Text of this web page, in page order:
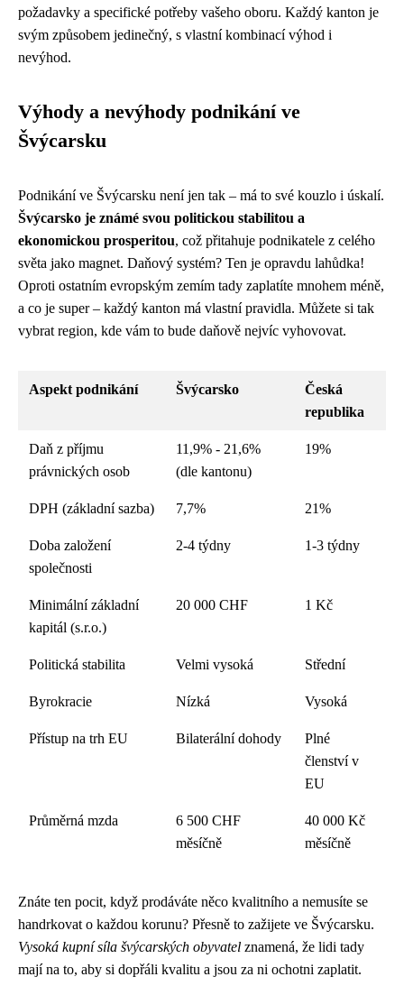
požadavky a specifické potřeby vašeho oboru. Každý kanton je
svým způsobem jedinečný, s vlastní kombinací výhod i
nevýhod.
Výhody a nevýhody podnikání ve
Švýcarsku
Podnikání ve Švýcarsku není jen tak – má to své kouzlo i úskalí.
Švýcarsko je známé svou politickou stabilitou a
ekonomickou prosperitou, což přitahuje podnikatele z celého
světa jako magnet. Daňový systém? Ten je opravdu lahůdka!
Oproti ostatním evropským zemím tady zaplatíte mnohem méně,
a co je super – každý kanton má vlastní pravidla. Můžete si tak
vybrat region, kde vám to bude daňově nejvíc vyhovovat.
Aspekt podnikání Švýcarsko
Česká
republika
Daň z příjmu
právnických osob
11,9% - 21,6%
(dle kantonu)
19%
DPH (základní sazba) 7,7% 21%
Doba založení
společnosti
2-4 týdny 1-3 týdny
Minimální základní
kapitál (s.r.o.)
20 000 CHF 1 Kč
Politická stabilita Velmi vysoká Střední
Byrokracie Nízká Vysoká
Přístup na trh EU Bilaterální dohody
Plné
členství v
EU
Průměrná mzda
6 500 CHF
měsíčně
40 000 Kč
měsíčně
Znáte ten pocit, když prodáváte něco kvalitního a nemusíte se
handrkovat o každou korunu? Přesně to zažijete ve Švýcarsku.
Vysoká kupní síla švýcarských obyvatel znamená, že lidi tady
mají na to, aby si dopřáli kvalitu a jsou za ni ochotni zaplatit.